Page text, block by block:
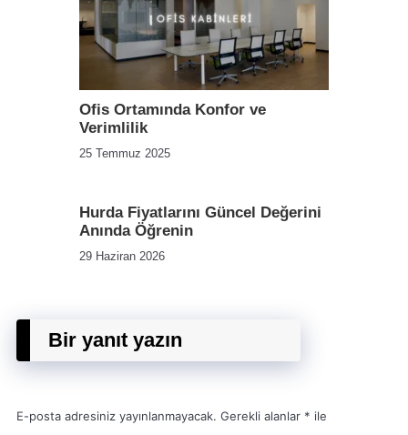
Ofis Ortamında Konfor ve
Verimlilik
25 Temmuz 2025
Hurda Fiyatlarını Güncel Değerini
Anında Öğrenin
29 Haziran 2026
Bir yanıt yazın
E-posta adresiniz yayınlanmayacak. Gerekli alanlar * ile